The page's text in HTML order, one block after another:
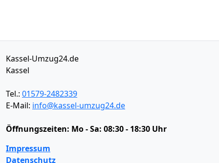
Kassel-Umzug24.de
Kassel
Tel.: 01579-2482339
E-Mail: info@kassel-umzug24.de
Öffnungszeiten: Mo - Sa: 08:30 - 18:30 Uhr
Impressum
Datenschutz